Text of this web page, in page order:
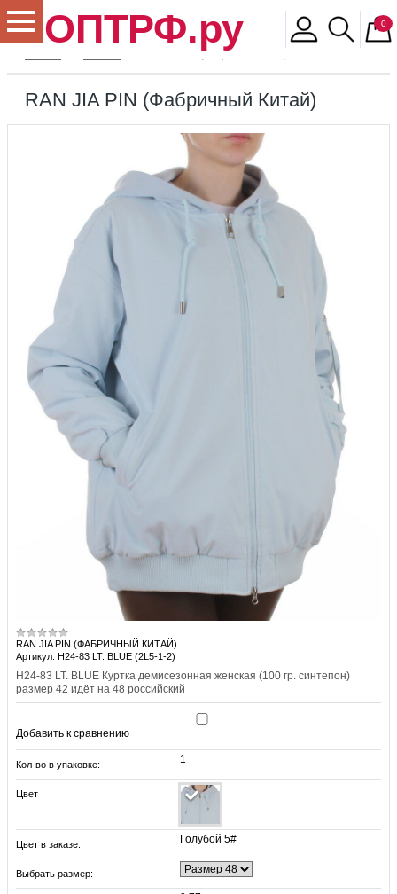
ОПТРФ.ру 0
RAN JIA PIN (Фабричный Китай)
RAN JIA PIN (ФАБРИЧНЫЙ КИТАЙ)
Артикул: H24-83 LT. BLUE (2L5-1-2)
H24-83 LT. BLUE Куртка демисезонная женская (100 гр. синтепон)
размер 42 идёт на 48 российский
Добавить к сравнению
Кол-во в упаковке: 1
Цвет
Цвет в заказе: Голубой 5#
Выбрать размер: